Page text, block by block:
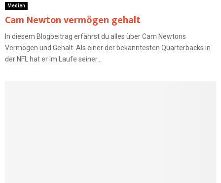
Medien
Cam Newton vermögen gehalt
In diesem Blogbeitrag erfährst du alles über Cam Newtons
Vermögen und Gehalt. Als einer der bekanntesten Quarterbacks in
der NFL hat er im Laufe seiner...